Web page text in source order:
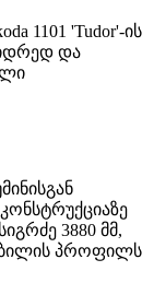
1101 'Tudor'-ის
და
3880 მმ,
პროფილს